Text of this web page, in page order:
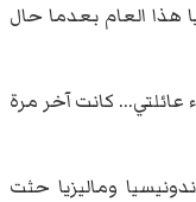
هذا العام بعدما حال
عائلتي... كانت آخر مرة
وماليزيا حثت